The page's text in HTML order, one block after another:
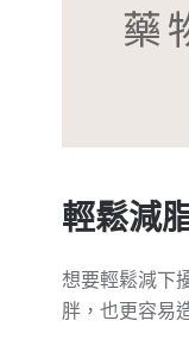
輕鬆減
想要輕鬆減下
胖，也更容易